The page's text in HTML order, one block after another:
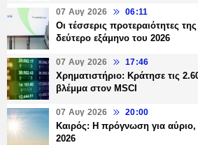
07 Αυγ 2026 06:11
Οι τέσσερις προτεραιότητες
δεύτερο εξάμηνο του 2026
07 Αυγ 2026 17:46
Χρηματιστήριο: Κράτησε τις
βλέμμα στον MSCI
07 Αυγ 2026 20:00
Καιρός: Η πρόγνωση για
2026